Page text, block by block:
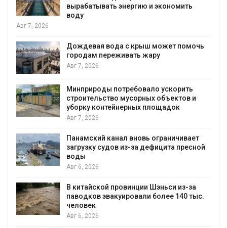
вырабатывать энергию и экономить
воду
7, 2026
Дождевая вода с крыш может помочь
городам переживать жару
Авг 7, 2026
Минприроды потребовало ускорить
строительство мусорных объектов и
уборку контейнерных площадок
Авг 7, 2026
Панамский канал вновь ограничивает
загрузку судов из-за дефицита пресной
воды
Авг 6, 2026
В китайской провинции Шэньси из-за
паводков эвакуировали более 140 тыс.
человек
Авг 6, 2026